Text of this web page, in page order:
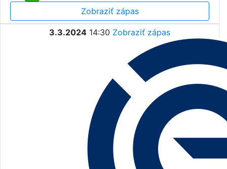
Zobraziť zápas
3.3.2024 14:30 Zobraziť zápas